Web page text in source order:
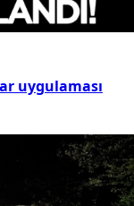
uygulaması